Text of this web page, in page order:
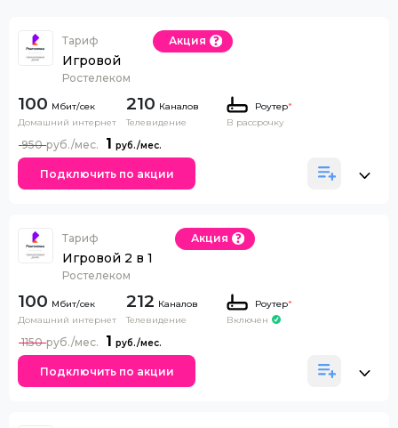
Тариф
Игровой
Ростелеком
Акция
100
Домашний интернет
210 Каналов
Телевидение
Роутер*
В рассрочку
1
950
Подключить по акции
Тариф
Игровой 2 в 1
Ростелеком
Акция
100
Домашний интернет
212 Каналов
Телевидение
Роутер*
Включен
1
1150
Подключить по акции